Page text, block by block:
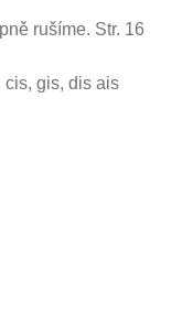
rušíme. Str. 16
gis, dis ais